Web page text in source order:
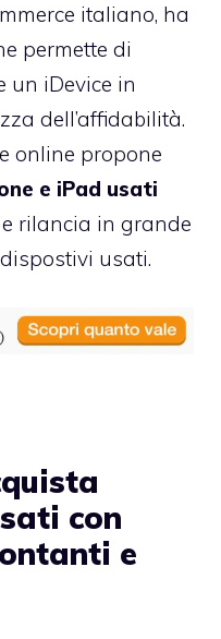
italiano, ha
permette di
un iDevice in
dell’affidabilità.
online propone
e iPad usati
e rilancia in grande
usati.
con
e